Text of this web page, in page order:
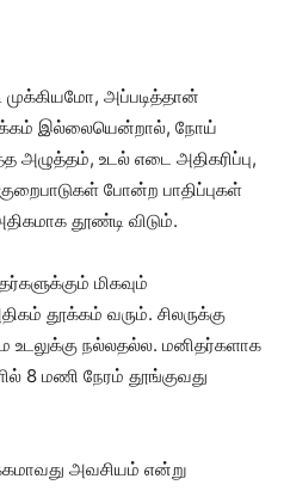
முக்கியமோ, அப்படித்தான்
இல்லையென்றால், நோய்
அழுத்தம், உடல் எடை அதிகரிப்பு,
போன்ற பாதிப்புகள்
தூண்டி விடும்.
மிகவும்
தூக்கம் வரும். சிலருக்கு
உடலுக்கு நல்லதல்ல. மனிதர்களாக
8 மணி நேரம் தூங்குவது
அவசியம் என்று